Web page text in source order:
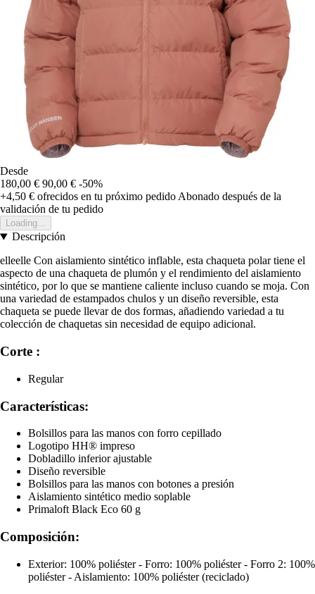
Desde
180,00 € 90,00 € -50%
+4,50 € ofrecidos en tu próximo pedidoAbonado después de la
validación de tu pedido
Loading...
Descripción
elleelle Con aislamiento sintético inflable, esta chaqueta polar tiene el
aspecto de una chaqueta de plumón y el rendimiento del aislamiento
sintético, por lo que se mantiene caliente incluso cuando se moja. Con
una variedad de estampados chulos y un diseño reversible, esta
chaqueta se puede llevar de dos formas, añadiendo variedad a tu
colección de chaquetas sin necesidad de equipo adicional.
Corte :
Regular
Características:
Bolsillos para las manos con forro cepillado
Logotipo HH® impreso
Dobladillo inferior ajustable
Diseño reversible
Bolsillos para las manos con botones a presión
Aislamiento sintético medio soplable
Primaloft Black Eco 60 g
Composición:
Exterior: 100% poliéster - Forro: 100% poliéster - Forro 2: 100%
poliéster - Aislamiento: 100% poliéster (reciclado)